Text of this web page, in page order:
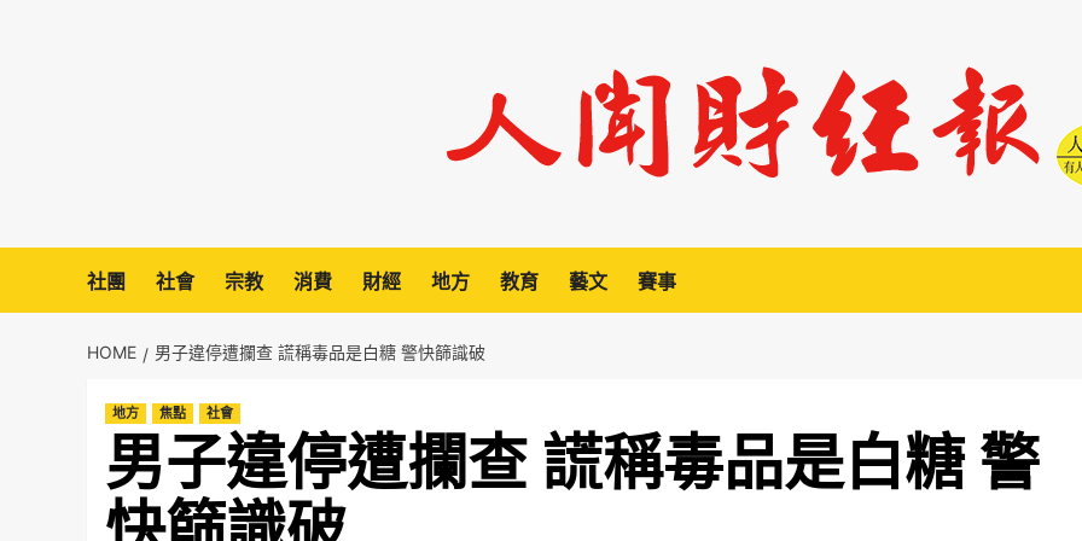
社團 社會 宗教 消費 財經 地方 教育 藝文 賽事
HOME 男子違停遭攔查 謊稱毒品是白糖 警快篩識破
地方 焦點 社會
男子違停遭攔查 謊稱毒品是白糖 警